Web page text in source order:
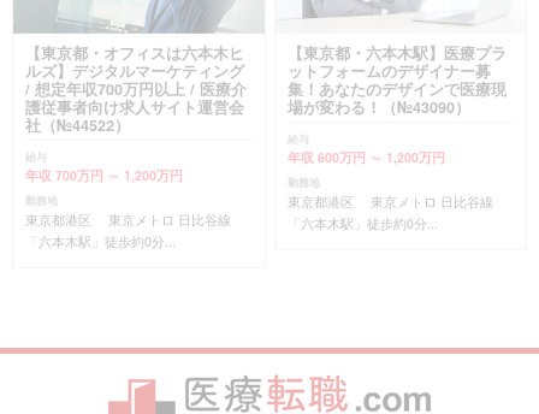
【東京都・オフィスは六本木ヒ
ルズ】デジタルマーケティング
/ 想定年収700万円以上 / 医療介
護従事者向け求人サイト運営会
社（№44522）
給与
年収 700万円 ～ 1,200万円
勤務地
東京都港区 東京メトロ 日比谷線
「六本木駅」徒歩約0分...
【東京都・六本木駅】医療プラ
ットフォームのデザイナー募
集！あなたのデザインで医療現
場が変わる！（№43090）
給与
年収 600万円 ～ 1,200万円
勤務地
東京都港区 東京メトロ 日比谷線
「六本木駅」徒歩約0分...